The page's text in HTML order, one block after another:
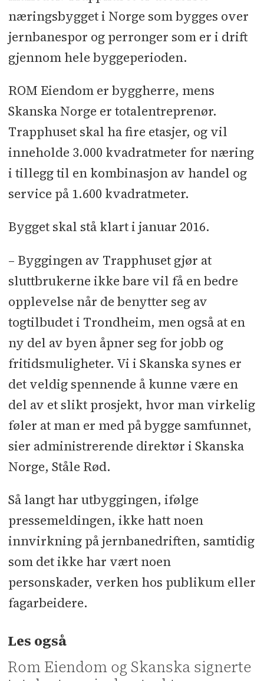
næringsbygget i Norge som bygges over
jernbanespor og perronger som er i drift
gjennom hele byggeperioden.
ROM Eiendom er byggherre, mens
Skanska Norge er totalentreprenør.
Trapphuset skal ha fire etasjer, og vil
inneholde 3.000 kvadratmeter for næring
i tillegg til en kombinasjon av handel og
service på 1.600 kvadratmeter.
Bygget skal stå klart i januar 2016.
– Byggingen av Trapphuset gjør at
sluttbrukerne ikke bare vil få en bedre
opplevelse når de benytter seg av
togtilbudet i Trondheim, men også at en
ny del av byen åpner seg for jobb og
fritidsmuligheter. Vi i Skanska synes er
det veldig spennende å kunne være en
del av et slikt prosjekt, hvor man virkelig
føler at man er med på bygge samfunnet,
sier administrerende direktør i Skanska
Norge, Ståle Rød.
Så langt har utbyggingen, ifølge
pressemeldingen, ikke hatt noen
innvirkning på jernbanedriften, samtidig
som det ikke har vært noen
personskader, verken hos publikum eller
fagarbeidere.
Les også
Rom Eiendom og Skanska signerte